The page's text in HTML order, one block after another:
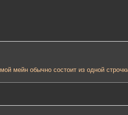
мейн обычно состоит из одной